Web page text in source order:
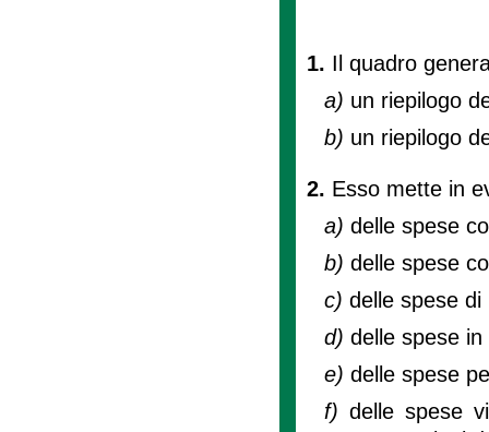
1. Il quadro
a) un riepilogo
b) un riepilogo
2. Esso mette in
a) delle spese
b) delle spese
c) delle spese
d) delle spese in
e) delle spese
f) delle spese